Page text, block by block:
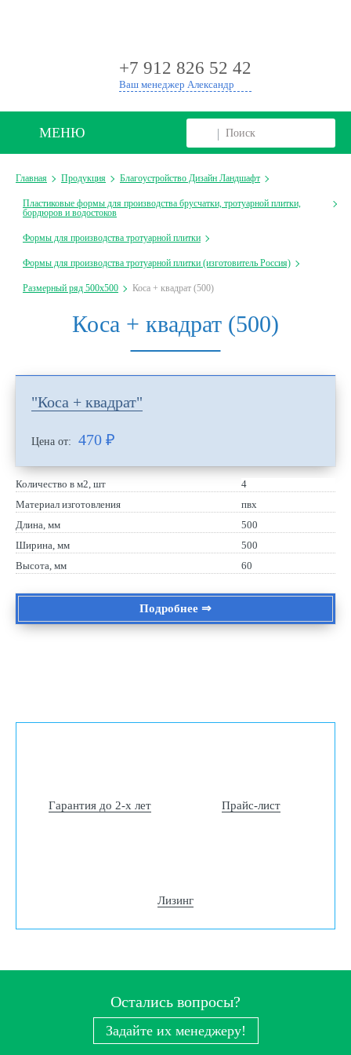
+7 912 826 52 42
Ваш менеджер Александр
МЕНЮ
Главная Продукция Благоустройство Дизайн Ландшафт
Пластиковые формы для производства брусчатки, тротуарной плитки,
бордюров и водостоков
Формы для производства тротуарной плитки
Формы для производства тротуарной плитки (изготовитель Россия)
Размерный ряд 500х500 Коса + квадрат (500)
Коса + квадрат (500)
"Коса + квадрат"
Цена от: 470 ₽
Количество в м2, шт
4
Материал изготовления
пвх
Длина, мм
500
Ширина, мм
500
Высота, мм
60
Подробнее ⇒
Гарантия до 2-х лет Прайс-лист
Лизинг
Остались вопросы?
Задайте их менеджеру!